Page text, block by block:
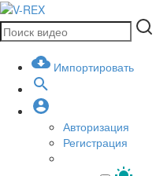
Импортировать
Авторизация
Регистрация